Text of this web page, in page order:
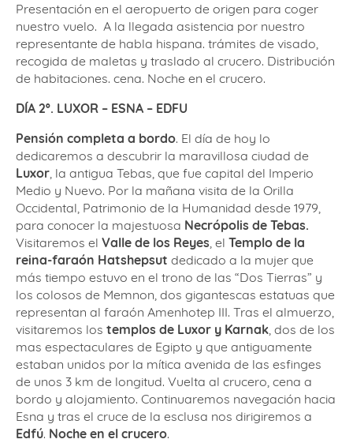
Presentación en el aeropuerto de origen para coger
nuestro vuelo. A la llegada asistencia por nuestro
representante de habla hispana. trámites de visado,
recogida de maletas y traslado al crucero. Distribución
de habitaciones. cena. Noche en el crucero.
DÍA 2º. LUXOR – ESNA – EDFU
Pensión completa a bordo. El día de hoy lo
dedicaremos a descubrir la maravillosa ciudad de
Luxor, la antigua Tebas, que fue capital del Imperio
Medio y Nuevo. Por la mañana visita de la Orilla
Occidental, Patrimonio de la Humanidad desde 1979,
para conocer la majestuosa Necrópolis de Tebas.
Visitaremos el Valle de los Reyes, el Templo de la
reina-faraón Hatshepsut dedicado a la mujer que
más tiempo estuvo en el trono de las “Dos Tierras” y
los colosos de Memnon, dos gigantescas estatuas que
representan al faraón Amenhotep III. Tras el almuerzo,
visitaremos los templos de Luxor y Karnak, dos de los
mas espectaculares de Egipto y que antiguamente
estaban unidos por la mítica avenida de las esfinges
de unos 3 km de longitud. Vuelta al crucero, cena a
bordo y alojamiento. Continuaremos navegación hacia
Esna y tras el cruce de la esclusa nos dirigiremos a
Edfú. Noche en el crucero.